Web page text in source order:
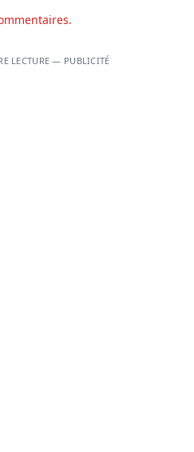
LECTURE — PUBLICITÉ